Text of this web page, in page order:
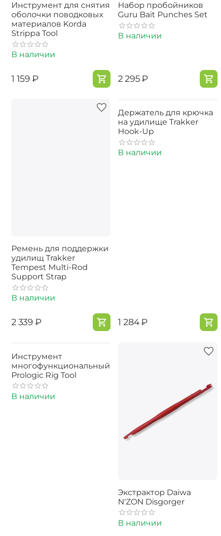
Инструмент для снятия
оболочки поводковых
материалов Korda
Strippa Tool
В наличии
‍1 159‍ ₽
Набор пробойников
Guru Bait Punches Set
В наличии
‍2 295‍₽
Ремень для поддержки
удилищ Trakker
Tempest Multi-Rod
Support Strap
В наличии
‍2 339‍ ₽
Держатель для крючка
на удилище Trakker
Hook-Up
В наличии
‍1 284‍₽
Инструмент
многофункциональный
Prologic Rig Tool
В наличии
Экстрактор Daiwa
N'ZON Disgorger
В наличии